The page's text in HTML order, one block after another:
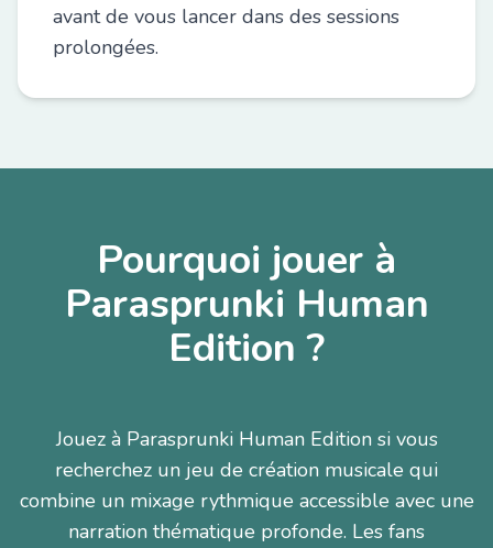
avant de vous lancer dans des sessions
prolongées.
Pourquoi jouer à
Parasprunki Human
Edition ?
Jouez à Parasprunki Human Edition si vous
recherchez un jeu de création musicale qui
combine un mixage rythmique accessible avec une
narration thématique profonde. Les fans